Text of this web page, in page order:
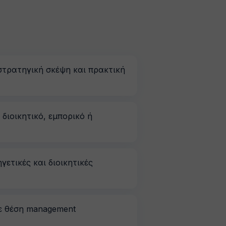
σκέψη και πρακτική
εμπορικό ή
και διοικητικές
θέση management